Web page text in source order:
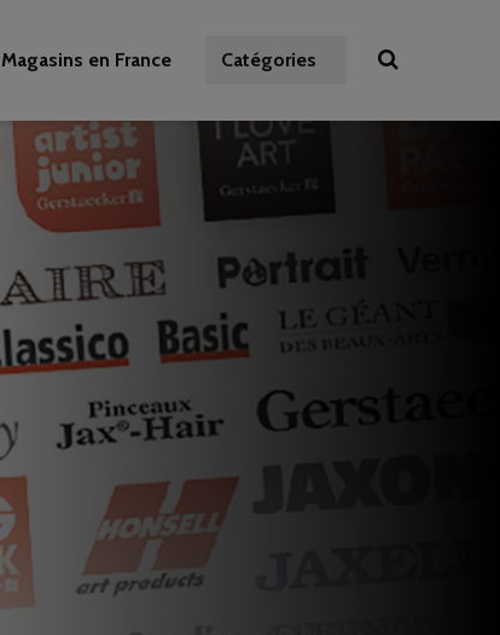
Magasins en France Catégories